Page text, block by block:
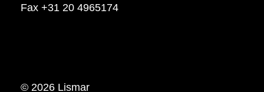
Fax +31 20 4965174
© 2026 Lismar